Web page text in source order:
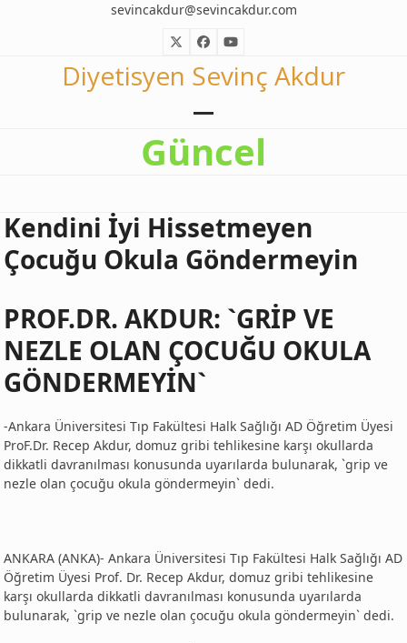
sevincakdur@sevincakdur.com
TwitterFacebookYouTube
Diyetisyen Sevinç Akdur
mobile
mobile
Güncel
Kendini İyi Hissetmeyen
Çocuğu Okula Göndermeyin
PROF.DR. AKDUR: `GRİP VE
NEZLE OLAN ÇOCUĞU OKULA
GÖNDERMEYİN`
-Ankara Üniversitesi Tıp Fakültesi Halk Sağlığı AD Öğretim Üyesi
ProF.Dr. Recep Akdur, domuz gribi tehlikesine karşı okullarda
dikkatli davranılması konusunda uyarılarda bulunarak, `grip ve
nezle olan çocuğu okula göndermeyin` dedi.
ANKARA (ANKA)- Ankara Üniversitesi Tıp Fakültesi Halk Sağlığı AD
Öğretim Üyesi Prof. Dr. Recep Akdur, domuz gribi tehlikesine
karşı okullarda dikkatli davranılması konusunda uyarılarda
bulunarak, `grip ve nezle olan çocuğu okula göndermeyin` dedi.